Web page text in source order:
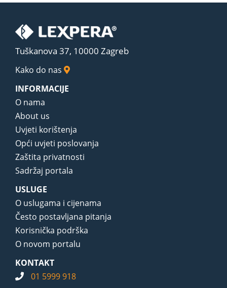
Tuškanova 37, 10000 Zagreb
Kako do nas
INFORMACIJE
O nama
About us
Uvjeti korištenja
Opći uvjeti poslovanja
Zaštita privatnosti
Sadržaj portala
USLUGE
O uslugama i cijenama
Često postavljana pitanja
Korisnička podrška
O novom portalu
KONTAKT
01 5999 918